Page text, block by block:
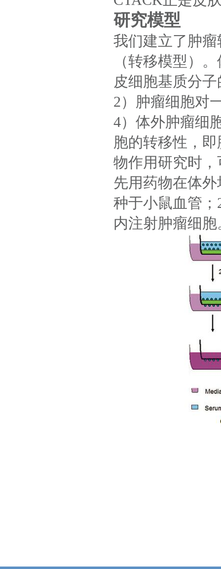
研究模型
我们建立了肿
（转移模型）
皮细胞基质分
2）肿瘤细胞对
4）体外肿瘤细
胞的转移性，
物作用研究时
先用药物在体
种于小鼠血管；
内注射肿瘤细